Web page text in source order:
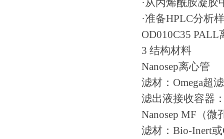
·从丙烯酰胺凝胶
·准备HPLC分析
OD010C35
3 结构材料
Nanosep离心管
滤材：Omega超
滤出液接收容器
Nanosep MF（微
滤材：Bio-Inert